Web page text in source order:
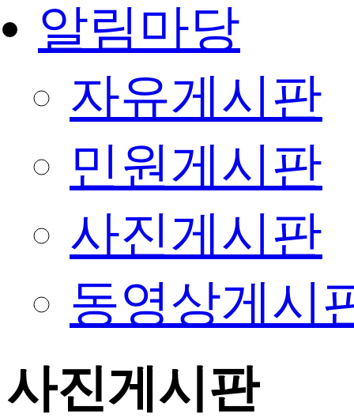
알림마당
자유게시판
민원게시판
사진게시판
동영상게시
사진게시판